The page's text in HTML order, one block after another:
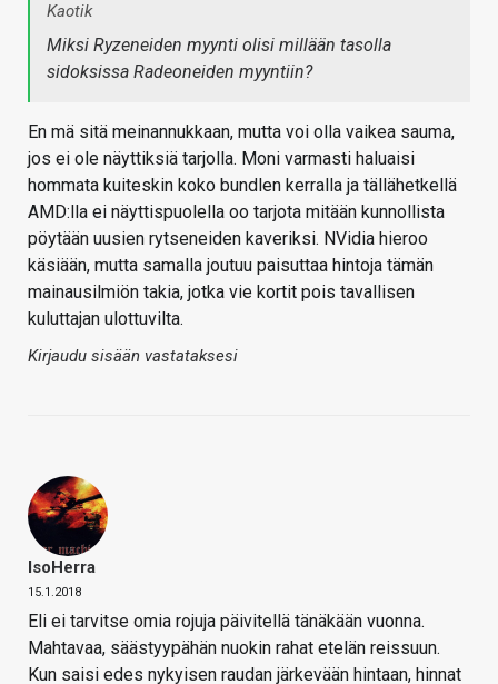
Kaotik
Miksi Ryzeneiden myynti olisi millään tasolla
sidoksissa Radeoneiden myyntiin?
En mä sitä meinannukkaan, mutta voi olla vaikea sauma,
jos ei ole näyttiksiä tarjolla. Moni varmasti haluaisi
hommata kuiteskin koko bundlen kerralla ja tällähetkellä
AMD:lla ei näyttispuolella oo tarjota mitään kunnollista
pöytään uusien rytseneiden kaveriksi. NVidia hieroo
käsiään, mutta samalla joutuu paisuttaa hintoja tämän
mainausilmiön takia, jotka vie kortit pois tavallisen
kuluttajan ulottuvilta.
Kirjaudu sisään vastataksesi
IsoHerra
15.1.2018
Eli ei tarvitse omia rojuja päivitellä tänäkään vuonna.
Mahtavaa, säästyypähän nuokin rahat etelän reissuun.
Kun saisi edes nykyisen raudan järkevään hintaan, hinnat